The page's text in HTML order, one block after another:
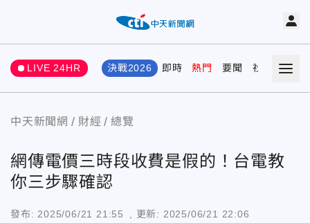
LIVE 24HR 決戰2026 即時 熱門 要聞 社會 娛樂
中天新聞網 財經 總覽
網傳電價三時段收費是假的！台電教
你三步驟確認
發布: 2025/06/21 21:55 , 更新: 2025/06/21 22:06